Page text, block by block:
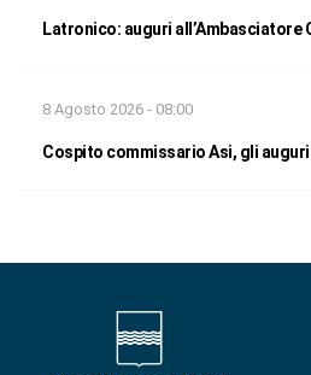
Latronico: auguri all’Ambasciatore
8 Agosto 2026 - 08:00
Cospito commissario Asi, gli